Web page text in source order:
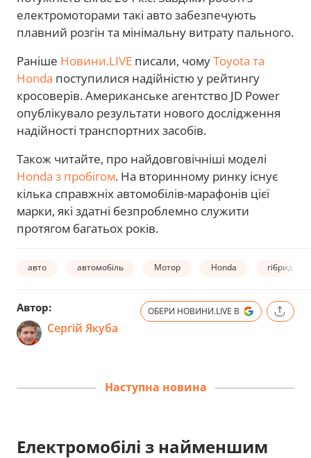
електромоторами такі авто забезпечують
плавний розгін та мінімальну витрату пального.
Раніше Новини.LIVE писали, чомуToyota та
Honda поступилися надійністю у рейтингу
кросоверів. Американське агентство JD Power
опублікувало результати нового дослідження
надійності транспортних засобів.
Також читайте, про найдовговічніші моделі
Honda з пробігом. На вторинному ринку існує
кілька справжніх автомобілів-марафонів цієї
марки, які здатні безпроблемно служити
протягом багатьох років.
авто автомобіль Мотор Honda гібрид
Автор:
Сергій Якуба
ОБЕРИ НОВИНИ.LIVE В
Наступна новина
Електромобілі з найменшим